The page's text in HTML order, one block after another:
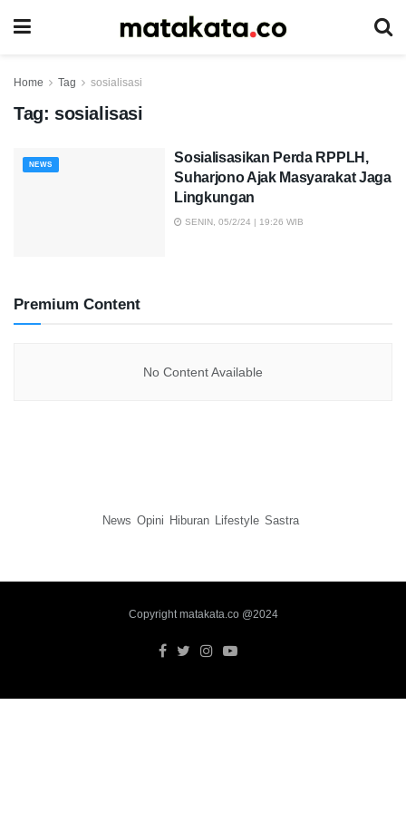
Home Tag sosialisasi
Tag: sosialisasi
NEWS
Sosialisasikan Perda RPPLH,
Suharjono Ajak Masyarakat Jaga
Lingkungan
SENIN, 05/2/24 | 19:26 WIB
Premium Content
No Content Available
News Opini Hiburan Lifestyle Sastra
Copyright matakata.co @2024